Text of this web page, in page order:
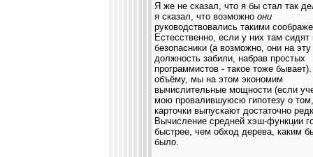
Я же не сказал, что я бы стал так
я сказал, что возможно они
руководствовались такими
Естесственно, если у них там сидят
безопасники (а возможно, они на эту
должность забили, набрав простых
программистов - такое тоже
объёму, мы на этом экономим
вычислительные мощности (если
мою провалившуюсю гипотезу о
карточки выпускают достаточно
Вычисление средней хэш-функции
быстрее, чем обход дерева, каким
было.